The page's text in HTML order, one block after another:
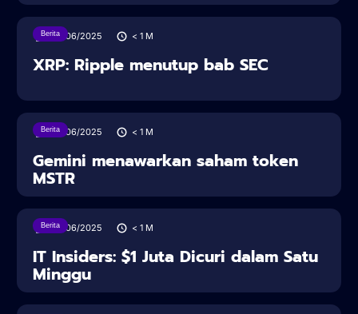
Berita
28/06/2025 < 1 M
XRP: Ripple menutup bab SEC
Berita
28/06/2025 < 1 M
Gemini menawarkan saham token
MSTR
Berita
28/06/2025 < 1 M
IT Insiders: $1 Juta Dicuri dalam Satu
Minggu